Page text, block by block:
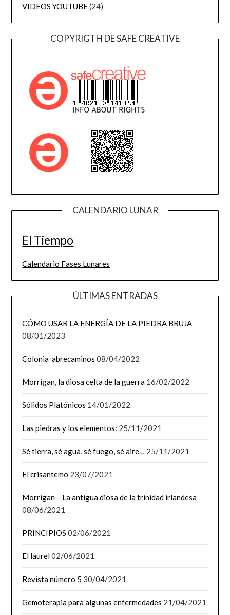
VIDEOS YOUTUBE(24)
COPYRIGTH DE SAFE CREATIVE
CALENDARIO LUNAR
El Tiempo
Calendario Fases Lunares
ÚLTIMAS ENTRADAS
CÓMO USAR LA ENERGÍA DE LA PIEDRA BRUJA
08/01/2023
Colonia abrecaminos 08/04/2022
Morrigan, la diosa celta de la guerra 16/02/2022
Sólidos Platónicos 14/01/2022
Las piedras y los elementos: 25/11/2021
Sé tierra, sé agua, sé fuego, sé aire… 25/11/2021
El crisantemo 23/07/2021
Morrigan – La antigua diosa de la trinidad irlandesa
08/06/2021
PRINCIPIOS 02/06/2021
El laurel02/06/2021
Revista número 5 30/04/2021
Gemoterapia para algunas enfermedades 21/04/2021